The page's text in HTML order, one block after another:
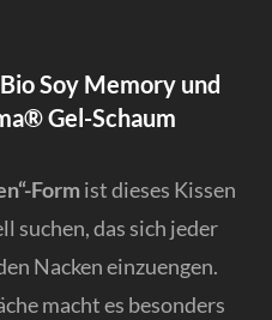
Soy Memory und
Gel-Schaum
Form ist dieses Kissen
suchen, das sich jeder
Nacken einzuengen.
macht es besonders